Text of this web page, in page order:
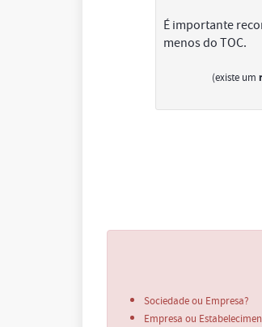
É importante
menos do TOC.
(existe um
Sociedade ou Empresa?
Empresa ou